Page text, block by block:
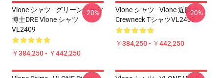
Vlone シャツ - グリーンリーフ
博士DRE Vlone シャツ
VL2409
￥384,250 - ￥442,250
-20%
Vlone シャツ - Vlone 近隣の
Crewneck TシャツVL2409
￥384,250 - ￥442,250
-20%